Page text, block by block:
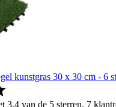
kunstgras 30 x 30 cm - 6
3.4 van de 5 sterren, 7